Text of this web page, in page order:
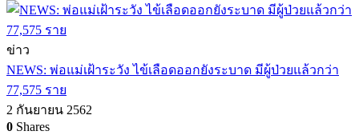
ข่าว
NEWS: พ่อแม่เฝ้าระวัง ไข้เลือดออกยังระบาด มีผู้ป่วยแล้วกว่า
77,575 ราย
2 กันยายน 2562
0 Shares